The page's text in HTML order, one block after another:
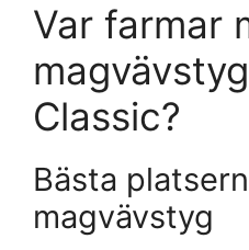
Var farmar
Classic?
Bästa
magvävstyg